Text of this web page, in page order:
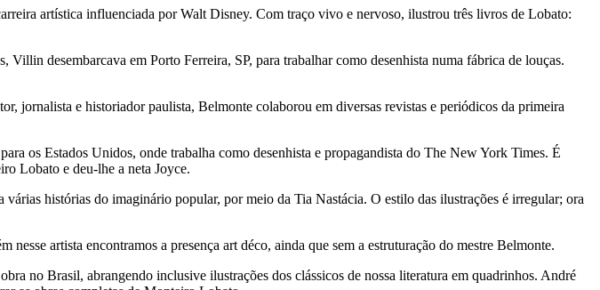
artística influenciada por Walt Disney. Com traço vivo e nervoso, ilustrou três livros de Lobato:
desembarcava em Porto Ferreira, SP, para trabalhar como desenhista numa fábrica de louças.
jornalista e historiador paulista, Belmonte colaborou em diversas revistas e periódicos da primeira
os Estados Unidos, onde trabalha como desenhista e propagandista do The New York Times. É
Lobato e deu-lhe a neta Joyce.
histórias do imaginário popular, por meio da Tia Nastácia. O estilo das ilustrações é irregular; ora
artista encontramos a presença art déco, ainda que sem a estruturação do mestre Belmonte.
no Brasil, abrangendo inclusive ilustrações dos clássicos de nossa literatura em quadrinhos. André